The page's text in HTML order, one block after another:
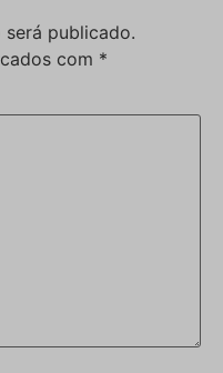
será publicado.
com *